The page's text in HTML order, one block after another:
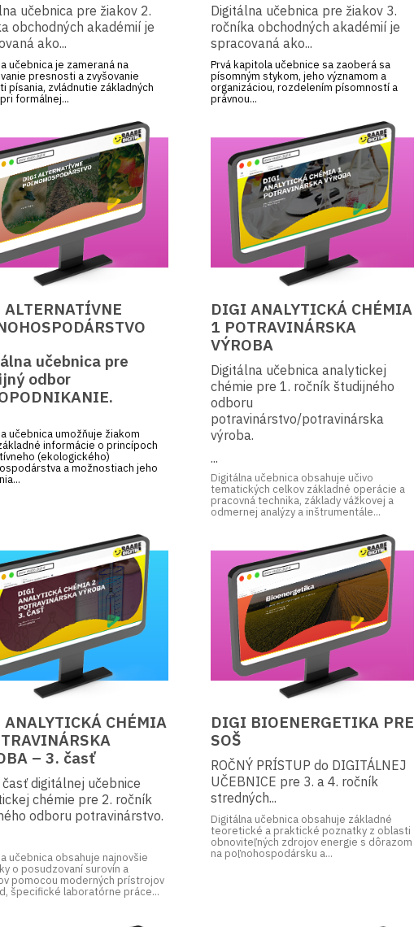
8. ročník ZŠ
1. ročník gymnázia s osemročným
štúdiom
štúdiom
3. ročník gymnázia s osemročným
štúdiom
4. ročník gymnázia s osemročným
štúdiom
1. ročník SOŠ a G
2. ročník SOŠ a G
3. ročník SOŠ a G
4. ročník SOŠ a G
učebnica pre žiakov 2.
obchodných akadémií je
ako...
učebnica je zameraná na
presnosti a zvyšovanie
písania, zvládnutie základných
formálnej...
Digitálna učebnica pre žiakov 3.
ročníka obchodných akadémií je
spracovaná ako...
Prvá kapitola učebnice sa zaoberá sa
písomným stykom, jeho významom a
organizáciou, rozdelením písomností a
právnou...
učebnica pre
odbor
učebnica umožňuje žiakom
informácie o princípoch
(ekologického)
a možnostiach jeho
DIGI ANALYTICKÁ CHÉMIA
1 POTRAVINÁRSKA
VÝROBA
Digitálna učebnica analytickej
chémie pre 1. ročník študijného
odboru
potravinárstvo/potravinárska
výroba.
...
Digitálna učebnica obsahuje učivo
tematických celkov základné operácie a
pracovná technika, základy vážkovej a
odmernej analýzy a inštrumentále...
CHÉMIA
– 3. časť
digitálnej učebnice
chémie pre 2. ročník
odboru potravinárstvo.
učebnica obsahuje najnovšie
o posudzovaní surovín a
pomocou moderných prístrojov
špecifické laboratórne práce...
DIGI BIOENERGETIKA PRE
SOŠ
ROČNÝ PRÍSTUP do DIGITÁLNEJ
UČEBNICE pre 3. a 4. ročník
stredných...
Digitálna učebnica obsahuje základné
teoretické a praktické poznatky z oblasti
obnoviteľných zdrojov energie s dôrazom
na poľnohospodársku a...